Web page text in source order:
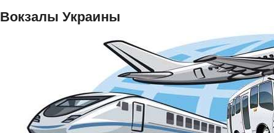
Вокзалы Украины